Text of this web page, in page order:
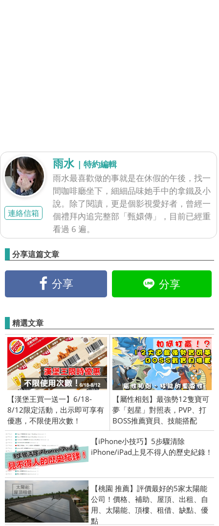
連絡信箱
雨水 | 特約編輯
雨水最喜歡做的事就是在休假的午後，找一
間咖啡廳坐下，細細品味她手中的拿鐵及小
說。除了閱讀，更是個影視愛好者，曾經一
個禮拜內追完整部「甄嬛傳」，目前已經重
看過 6 遍。
分享這篇文章
分享 分享
精選文章
【漢堡王買一送一】6/18-
8/12限定活動，出示即可享有
優惠，不限使用次數！
【屬性相剋】最強勢12隻寶可
夢「剋星」對照表，PVP、打
BOSS推薦寶貝、技能搭配
【iPhone小技巧】5步驟清除
iPhone/iPad上見不得人的歷史紀錄！
【桃園 推薦】評價最好的5家太陽能
公司！價格、補助、屋頂、出租、自
用、太陽能、頂樓、租借、缺點、優
點